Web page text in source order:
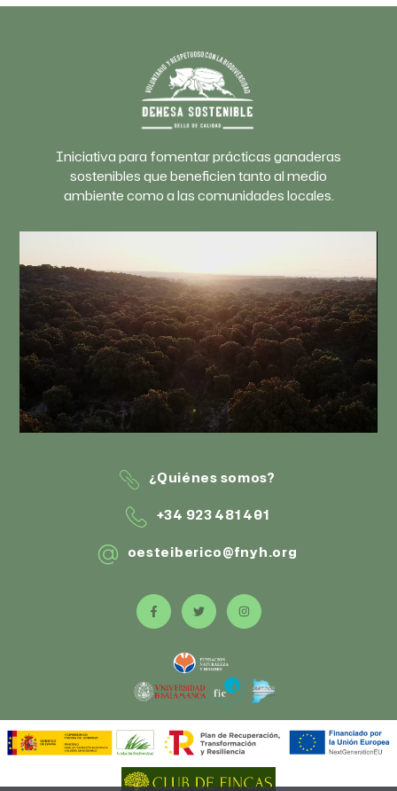
Iniciativa para fomentar prácticas ganaderas
sostenibles que beneficien tanto al medio
ambiente como a las comunidades locales.
¿Quiénes somos?
+34 923 481 401
oesteiberico@fnyh.org